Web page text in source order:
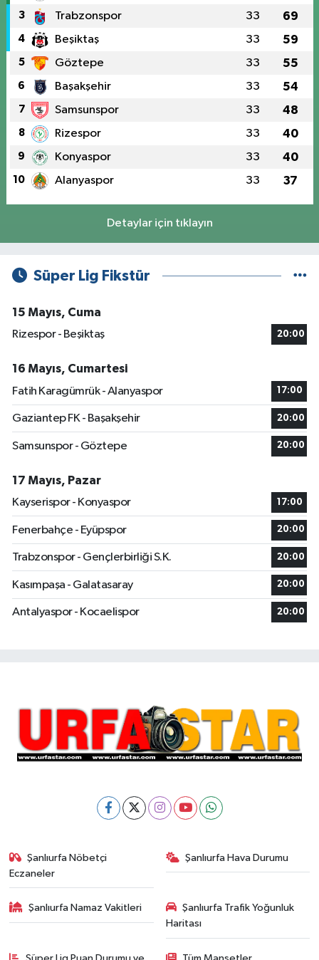
3 Trabzonspor 33 69
4 Beşiktaş 33 59
5 Göztepe 33 55
6 Başakşehir 33 54
7 Samsunspor 33 48
8 Rizespor 33 40
9 Konyaspor 33 40
10 Alanyaspor 33 37
Detaylar için tıklayın
Süper Lig Fikstür
15 Mayıs, Cuma
Rizespor - Beşiktaş
20:00
16 Mayıs, Cumartesi
Fatih Karagümrük - Alanyaspor
17:00
Gaziantep FK - Başakşehir 20:00
Samsunspor - Göztepe 20:00
17 Mayıs, Pazar
Kayserispor - Konyaspor
17:00
Fenerbahçe - Eyüpspor 20:00
Trabzonspor - Gençlerbirliği S.K. 20:00
Kasımpaşa - Galatasaray 20:00
Antalyaspor - Kocaelispor 20:00
Şanlıurfa Nöbetçi
Eczaneler
Şanlıurfa Hava Durumu
Şanlıurfa Namaz Vakitleri
Şanlıurfa Trafik Yoğunluk
Haritası
Süper Lig Puan Durumu ve Tüm Manşetler